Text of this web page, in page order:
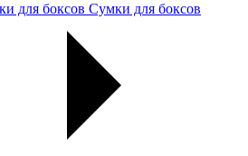
Сумки для боксов